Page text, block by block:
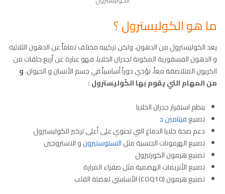
ما هو الكوليسترول ؟
يعد الكوليسترول من الدهون، ولكن تركيبه مختلف تماماً عن الدهون الثلاثية
و الدهون الفسفورية المكونة لجدران الخلايا، فهو عبارة عن أربع حلقات من
الكربون المتلاصقة معاً، تؤدي دوراً أساسياً في جسم الأنسان و الحيوان.و
من المهام التي يقوم بها الكُوليسترول :
ينظم استقرار جدران الخلايا
تصنيعفيتامين د
دعم صحة خلايا الدماغ التي تحتوي على أعلى تركيز للكوليسترول
تصنيع الهرمونات الجنسية مثلالتستوستيرونو الاستروجين
تصنيع هرمون الكورتيزول
تصنيع الأنزيمات الهضمية مثل صفراء المرارة
تصنيع هرمون (COQ10) الأساسي لعضلة القلب